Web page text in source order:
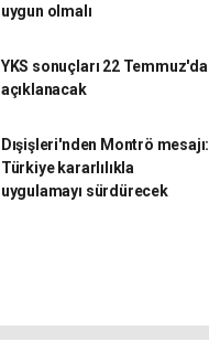
uygun olmalı
YKS sonuçları 22 Temmuz'da
açıklanacak
Dışişleri'nden Montrö mesajı:
Türkiye kararlılıkla
uygulamayı sürdürecek